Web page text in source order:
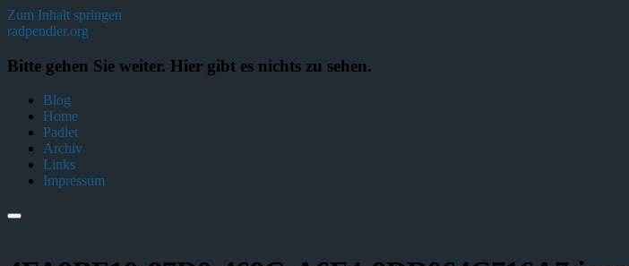
Zum Inhalt springen
radpendler.org
Bitte gehen Sie weiter. Hier gibt es nichts zu sehen.
Blog
Home
Padlet
Archiv
Links
Impressum